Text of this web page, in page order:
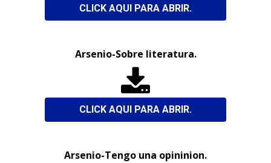
CLICK AQUI PARA ABRIR.
Arsenio-Sobre literatura.

CLICK AQUI PARA ABRIR.
Arsenio-Tengo una opininion.